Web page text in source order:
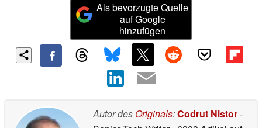
Als bevorzugte Quelle
auf Google
hinzufügen
Autor des Originals:Codrut Nistor-